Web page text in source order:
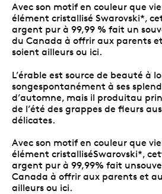
Avec son motif en couleur que
élément cristallisé Swarovski*,
argent pur à 99,99 % fait un
du Canada à offrir aux parents
soient ailleurs ou ici.
L’érable est source de beauté à
songespontanément à ses
d’automne, mais il produitau
de l’été des grappes de fleurs
délicates.
Avec son motif en couleur que
élément cristalliséSwarovski*,
argent pur à 99,99% fait
Canada à offrir aux parents et
ailleurs ou ici.